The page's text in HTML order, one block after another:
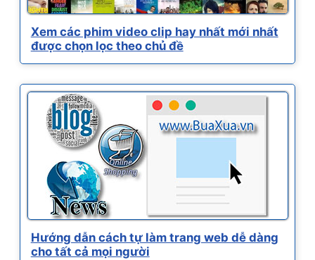
Xem các phim video clip hay nhất mới nhất
được chọn lọc theo chủ đề
Hướng dẫn cách tự làm trang web dễ dàng
cho tất cả mọi người